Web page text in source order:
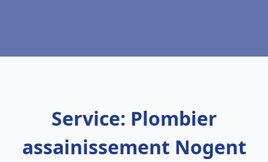
Service: Plombier
assainissement Nogent